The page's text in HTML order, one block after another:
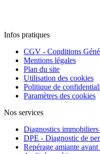
Infos pratiques
CGV - Conditions
Mentions légales
Plan du site
Utilisation des cookies
Politique de
Paramètres des cookies
Nos services
Diagnostics
DPE - Diagnostic de
Repérage amiante